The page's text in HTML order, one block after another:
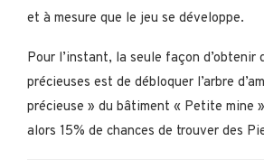
et à mesure que le jeu se développe.
Pour l’instant, la seule façon d’obtenir
précieuses est de débloquer l’arbre
précieuse » du bâtiment « Petite mine
alors 15% de chances de trouver des